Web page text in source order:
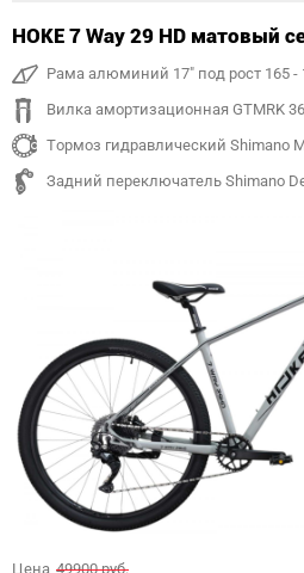
HOKE 7 Way 29 HD матовый
Рама алюминий 17" под рост 165 -
Вилка амортизационная GTMRK
Тормоз гидравлический Shimano
Задний переключатель Shimano
Цена 49900 руб.